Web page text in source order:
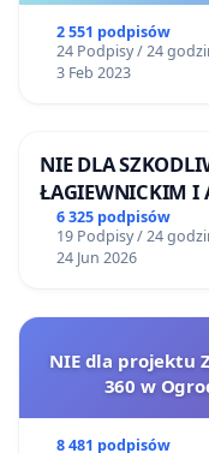
2 551 podpisów
24 Podpisy / 24
3 Feb 2023
NIE DLA
ŁAGIEWNICKIM I
6 325 podpisów
19 Podpisy / 24
24 Jun 2026
NIE dla projektu
360 w
8 481 podpisów